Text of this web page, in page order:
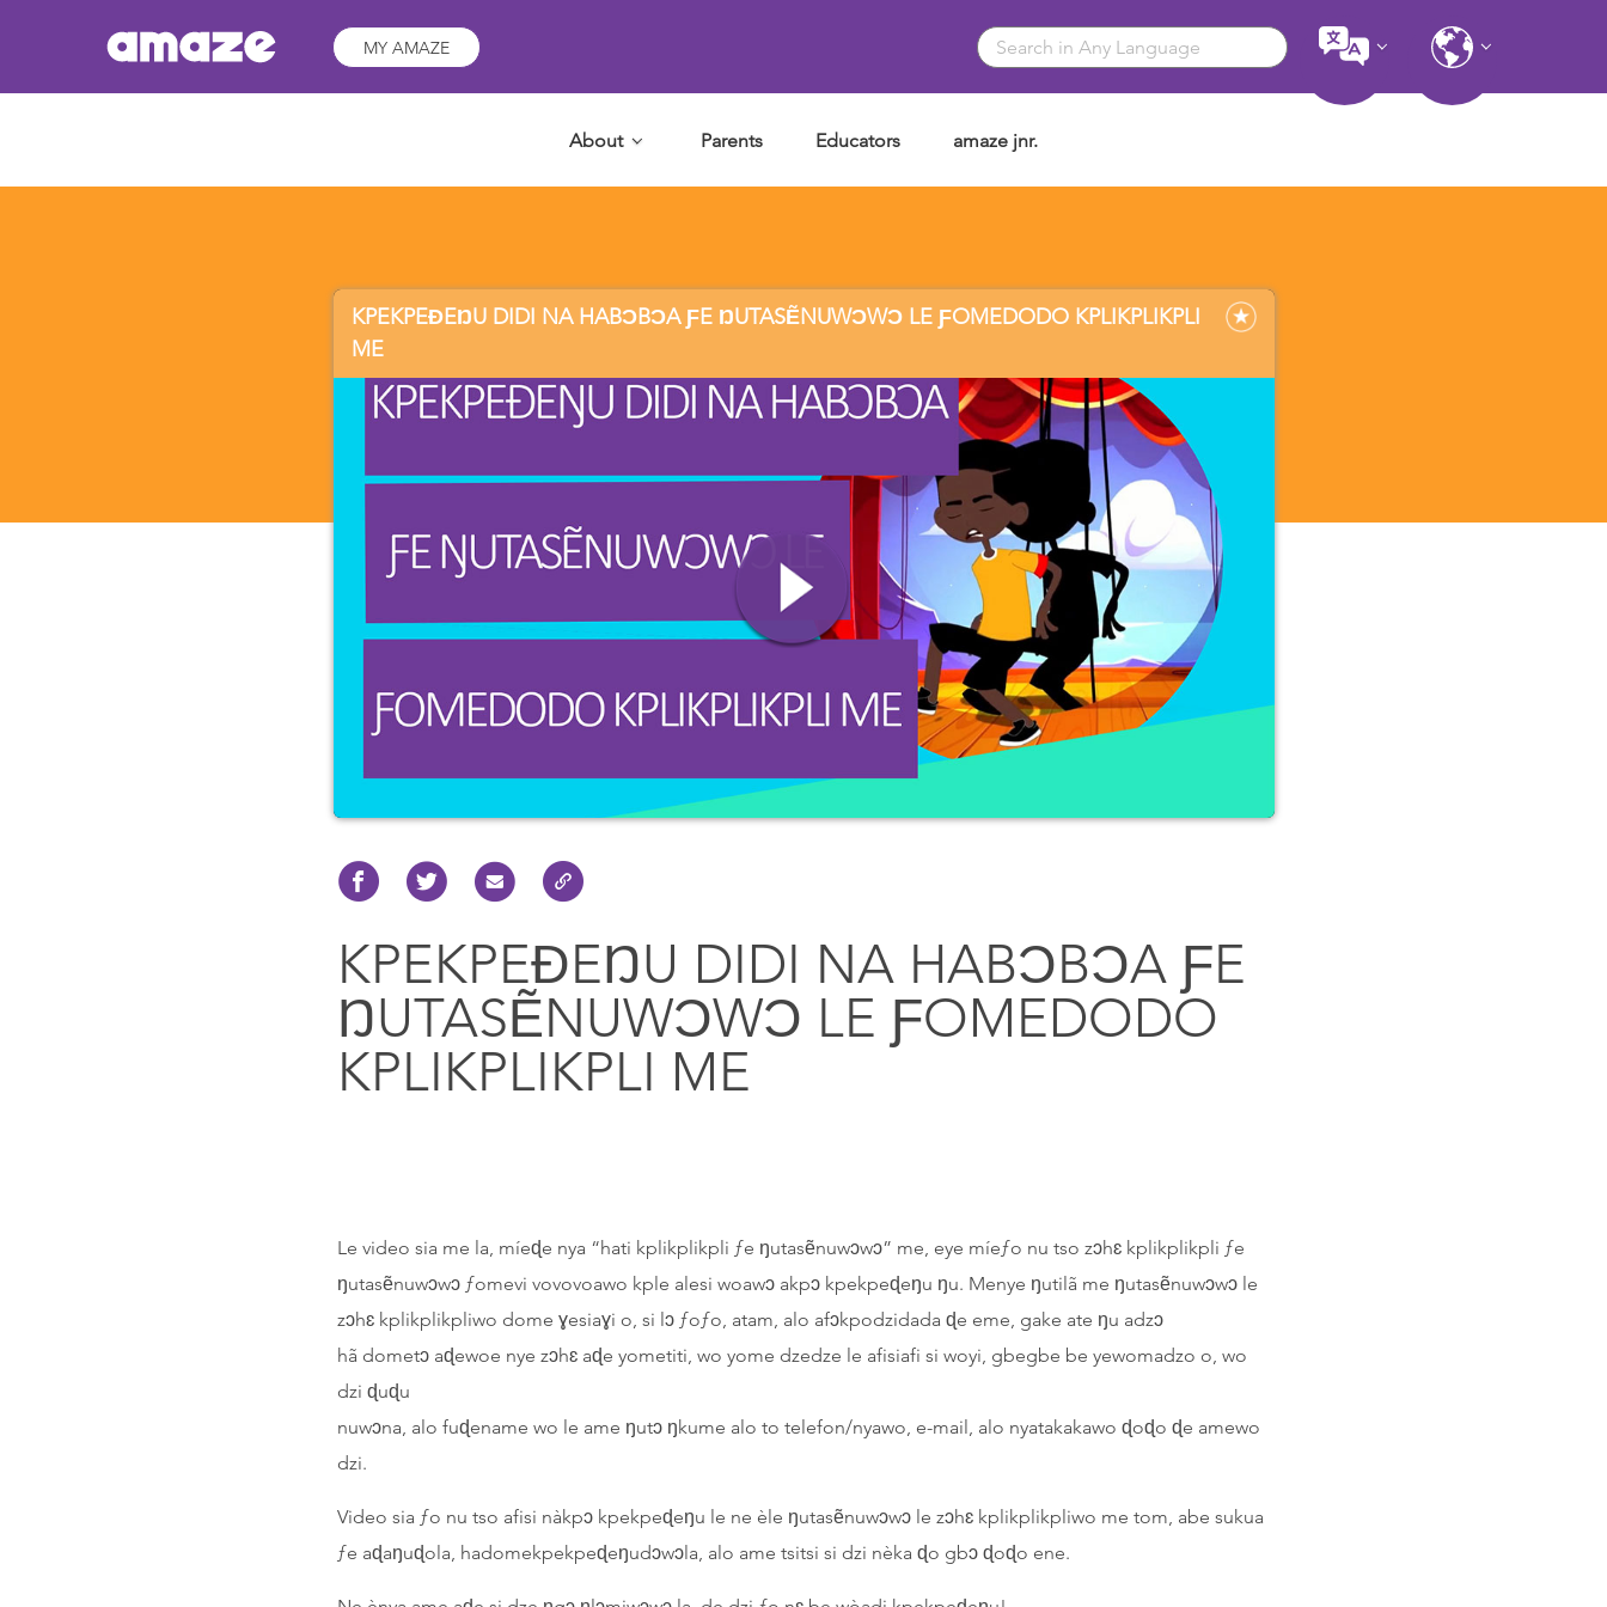
MY AMAZE
Parents Educators amaze jnr.
About
KPEKPEƉEŊU DIDI NA HABƆBƆA ƑE ŊUTASẼNUWƆWƆ LE ƑOMEDODO KPLIKPLIKPLI
ME
KPEKPEƉEŊU DIDI NA HABƆBƆA ƑE
ŊUTASẼNUWƆWƆ LE ƑOMEDODO
KPLIKPLIKPLI ME
Le video sia me la, míeɖe nya “hati kplikplikpli ƒe ŋutasẽnuwɔwɔ” me, eye míeƒo nu tso zɔhɛ kplikplikpli ƒe
ŋutasẽnuwɔwɔ ƒomevi vovovoawo kple alesi woawɔ akpɔ kpekpeɖeŋu ŋu. Menye ŋutilã me ŋutasẽnuwɔwɔ le
zɔhɛ kplikplikpliwo dome ɣesiaɣi o, si lɔ ƒoƒo, atam, alo afɔkpodzidada ɖe eme, gake ate ŋu adzɔ
hã dometɔ aɖewoe nye zɔhɛ aɖe yometiti, wo yome dzedze le afisiafi si woyi, gbegbe be yewomadzo o, wo
dzi ɖuɖu
nuwɔna, alo fuɖename wo le ame ŋutɔ ŋkume alo to telefon/nyawo, e-mail, alo nyatakakawo ɖoɖo ɖe amewo
dzi.
Video sia ƒo nu tso afisi nàkpɔ kpekpeɖeŋu le ne èle ŋutasẽnuwɔwɔ le zɔhɛ kplikplikpliwo me tom, abe sukua
ƒe aɖaŋuɖola, hadomekpekpeɖeŋudɔwɔla, alo ame tsitsi si dzi nèka ɖo gbɔ ɖoɖo ene.